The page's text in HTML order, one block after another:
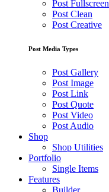
Post Fullscreen
Post Clean
Post Creative
Post Media Types
Post Gallery
Post Image
Post Link
Post Quote
Post Video
Post Audio
Shop
Shop Utilities
Portfolio
Single Items
Features
Builder